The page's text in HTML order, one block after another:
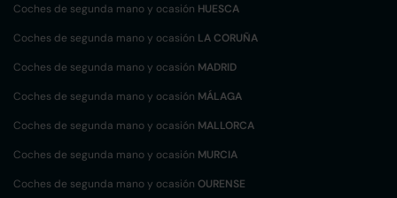
Coches de segunda mano y ocasión HUESCA
Coches de segunda mano y ocasión LA CORUÑA
Coches de segunda mano y ocasión MADRID
Coches de segunda mano y ocasión MÁLAGA
Coches de segunda mano y ocasión MALLORCA
Coches de segunda mano y ocasión MURCIA
Coches de segunda mano y ocasión OURENSE